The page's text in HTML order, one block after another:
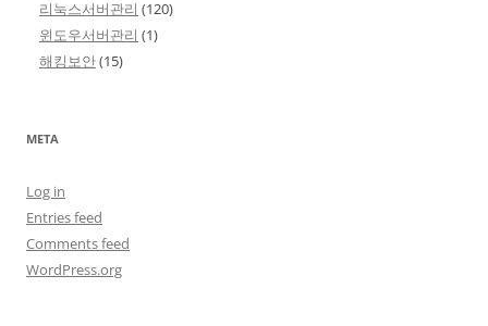
리눅스서버관리 (120)
윈도우서버관리 (1)
해킹보안(15)
META
Log in
Entries feed
Comments feed
WordPress.org